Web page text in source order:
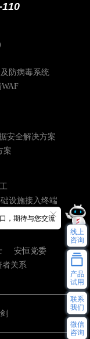
110
防病毒系统
安全解决方案
案
设施接入终端
安恒党委
者关系
，期待与您交流
线上
咨询
产品
试用
联系
我们
微信
咨询